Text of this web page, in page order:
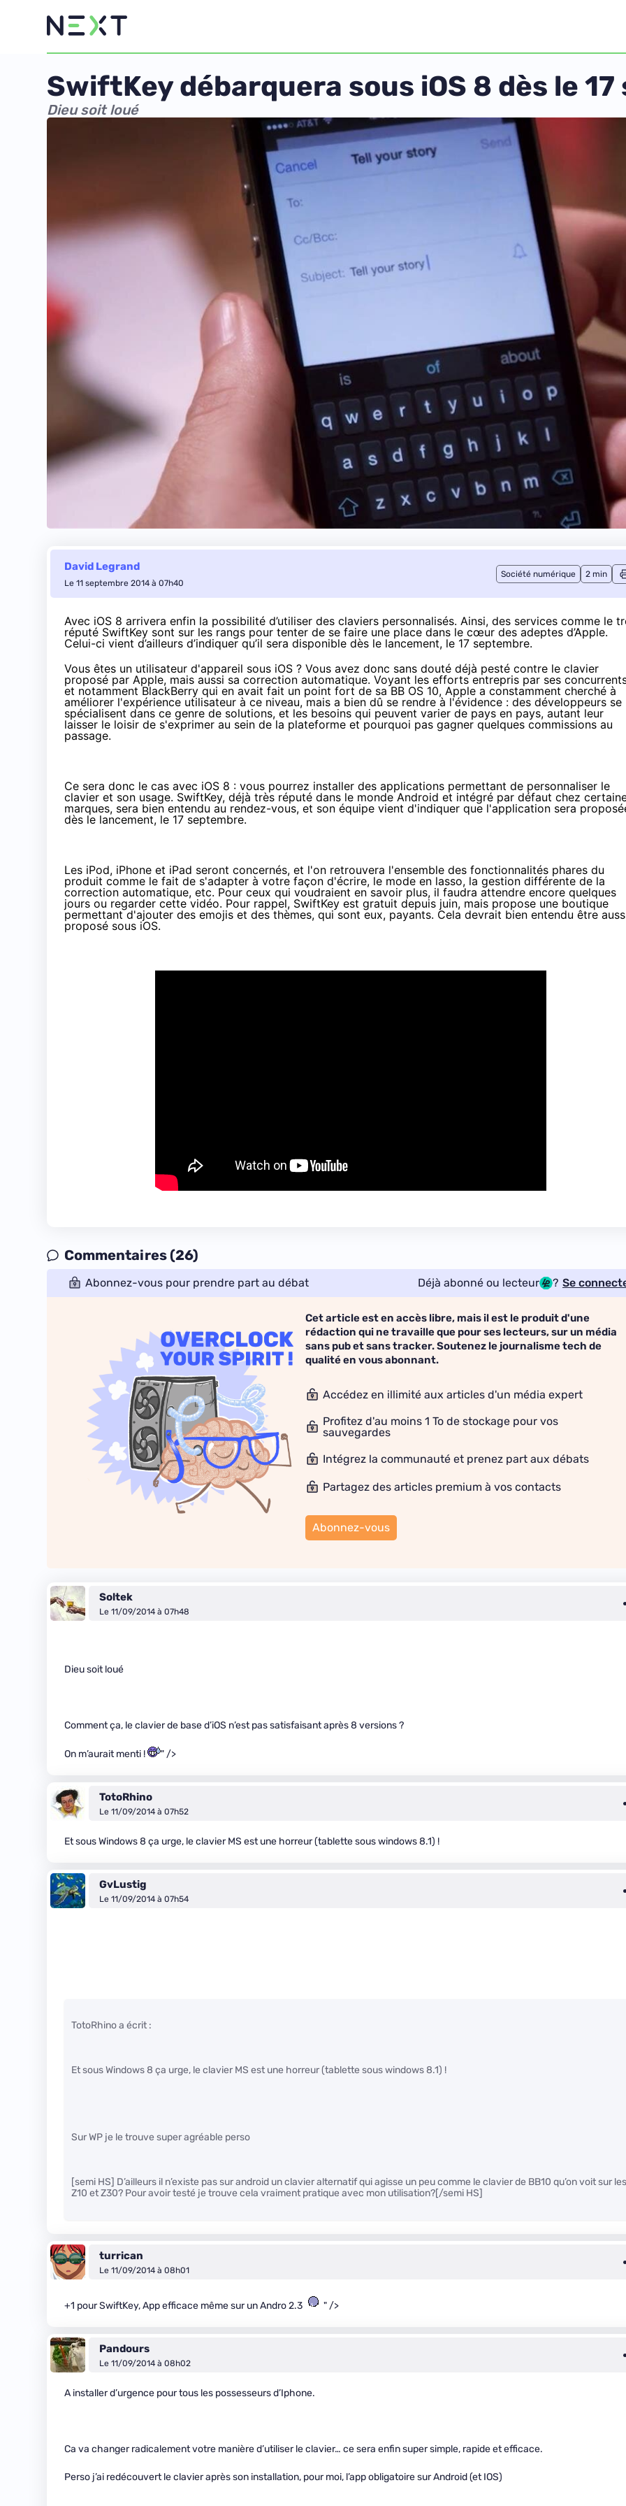
SwiftKey débarquera sous iOS 8 dès le
Dieu soit loué
David Legrand
Le 11 septembre 2014 à 07h40
Société numérique 2 min
Avec iOS 8 arrivera enfin la possibilité d’utiliser des claviers personnalisés. Ainsi, des services comme le
réputé SwiftKey sont sur les rangs pour tenter de se faire une place dans le cœur des adeptes d’Apple.
Celui-ci vient d’ailleurs d’indiquer qu’il sera disponible dès le lancement, le 17 septembre.
Vous êtes un utilisateur d'appareil sous iOS ? Vous avez donc sans douté déjà pesté contre le clavier
proposé par Apple, mais aussi sa correction automatique. Voyant les efforts entrepris par ses
et notamment BlackBerry qui en avait fait un point fort de sa BB OS 10, Apple a constamment cherché à
améliorer l'expérience utilisateur à ce niveau, mais a bien dû se rendre à l'évidence : des développeurs se
spécialisent dans ce genre de solutions, et les besoins qui peuvent varier de pays en pays, autant leur
laisser le loisir de s'exprimer au sein de la plateforme et pourquoi pas gagner quelques commissions au
passage.
Ce sera donc le cas avec iOS 8 : vous pourrez installer des applications permettant de personnaliser le
clavier et son usage. SwiftKey, déjà très réputé dans le monde Android et intégré par défaut chez
marques, sera bien entendu au rendez-vous, et son équipe vient d'indiquer que l'application sera
dès le lancement, le 17 septembre.
Les iPod, iPhone et iPad seront concernés, et l'on retrouvera l'ensemble des fonctionnalités phares du
produit comme le fait de s'adapter à votre façon d'écrire, le mode en lasso, la gestion différente de la
correction automatique, etc. Pour ceux qui voudraient en savoir plus, il faudra attendre encore quelques
jours ou regarder cette vidéo. Pour rappel, SwiftKey est gratuit depuis juin, mais propose une boutique
permettant d'ajouter des emojis et des thèmes, qui sont eux, payants. Cela devrait bien entendu être
proposé sous iOS.
Commentaires (26)
Abonnez-vous pour prendre part au débat Déjà abonné ou lecteur ? Se
Cet article est en accès libre, mais il est le produit d'une
rédaction qui ne travaille que pour ses lecteurs, sur un média
sans pub et sans tracker. Soutenez le journalisme tech de
qualité en vous abonnant.
Accédez en illimité aux articles d'un média expert
Profitez d'au moins 1 To de stockage pour vos
sauvegardes
Intégrez la communauté et prenez part aux débats
Partagez des articles premium à vos contacts
Abonnez-vous
Soltek
Le 11/09/2014 à 07h48
Dieu soit loué
Comment ça, le clavier de base d’iOS n’est pas satisfaisant après 8 versions ?
On m’aurait menti ! " />
TotoRhino
Le 11/09/2014 à 07h52
Et sous Windows 8 ça urge, le clavier MS est une horreur (tablette sous windows 8.1) !
GvLustig
Le 11/09/2014 à 07h54
TotoRhino a écrit :
Et sous Windows 8 ça urge, le clavier MS est une horreur (tablette sous windows 8.1) !
Sur WP je le trouve super agréable perso
[semi HS] D’ailleurs il n’existe pas sur android un clavier alternatif qui agisse un peu comme le clavier de BB10 qu’on voit sur les
Z10 et Z30? Pour avoir testé je trouve cela vraiment pratique avec mon utilisation?[/semi HS]
turrican
Le 11/09/2014 à 08h01
+1 pour SwiftKey, App efficace même sur un Andro 2.3 " />
Pandours
Le 11/09/2014 à 08h02
A installer d’urgence pour tous les possesseurs d’Iphone.
Ca va changer radicalement votre manière d’utiliser le clavier… ce sera enfin super simple, rapide et efficace.
Perso j’ai redécouvert le clavier après son installation, pour moi, l’app obligatoire sur Android (et IOS)